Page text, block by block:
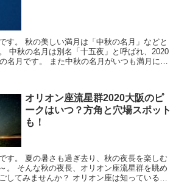
の名月」などと
2020
の名月がいつも満月にな
オリオン座流星群2020大阪のピ
ークはいつ？方角と穴場スポット
も！
夜長を楽しむ
を眺め
？ オリオン座は知っているけ